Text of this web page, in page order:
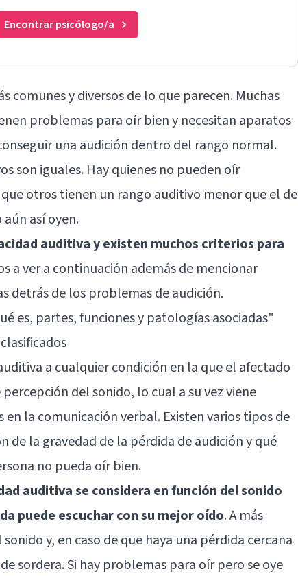
Encontrar psicólogo/a
comunes y diversos de lo que parecen. Muchas
problemas para oír bien y necesitan aparatos
una audición dentro del rango normal.
son iguales. Hay quienes no pueden oír
otros tienen un rango auditivo menor que el de
así oyen.
auditiva y existen muchos criterios para
a ver a continuación además de mencionar
detrás de los problemas de audición.
es, partes, funciones y patologías asociadas"
a cualquier condición en la que el afectado
del sonido, lo cual a su vez viene
la comunicación verbal. Existen varios tipos de
de la gravedad de la pérdida de audición y qué
no pueda oír bien.
auditiva se considera en función del sonido
puede escuchar con su mejor oído. A más
y, en caso de que haya una pérdida cercana
sordera. Si hay problemas para oír pero se oye